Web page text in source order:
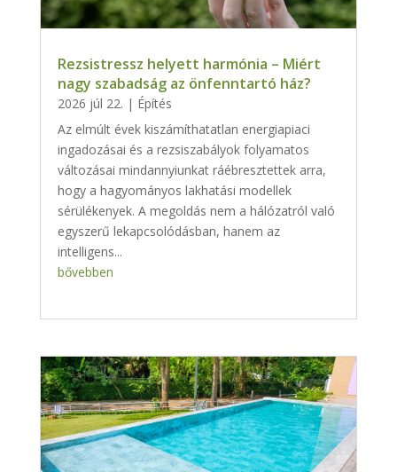
Rezsistressz helyett harmónia – Miért
nagy szabadság az önfenntartó ház?
2026 júl 22. | Építés
Az elmúlt évek kiszámíthatatlan energiapiaci
ingadozásai és a rezsiszabályok folyamatos
változásai mindannyiunkat ráébresztettek arra,
hogy a hagyományos lakhatási modellek
sérülékenyek. A megoldás nem a hálózatról való
egyszerű lekapcsolódásban, hanem az
intelligens...
bővebben